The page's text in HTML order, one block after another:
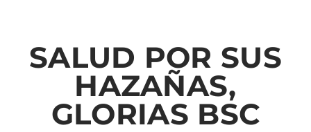
SALUD POR SUS
HAZAÑAS,
GLORIAS BSC